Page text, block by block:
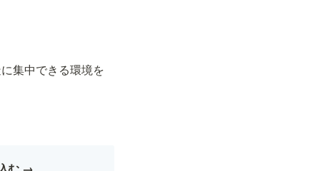
集中できる環境を